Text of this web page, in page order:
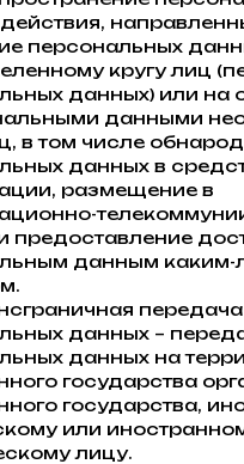
персональных
кругу лиц
данных) или на
данными
в том числе
данных в
размещение в
предоставление
данным каким-
передача
данных –
данных на
государства
государства,
или
лицу.